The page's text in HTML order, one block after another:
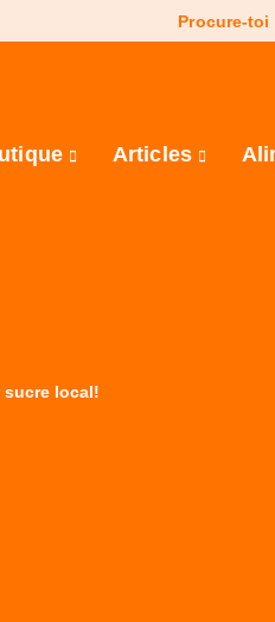
Procure-
Articles
sucre local!